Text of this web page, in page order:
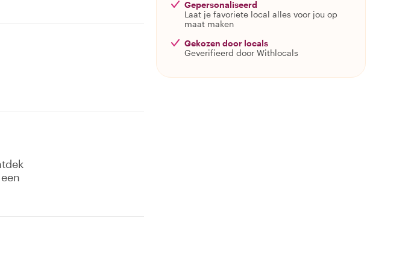
Gepersonaliseerd
Laat je favoriete local alles voor jou op
maat maken
Gekozen door locals
Geverifieerd door Withlocals